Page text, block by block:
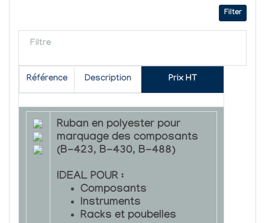
Filter
Filtre
Référence Description Prix HT
Ruban en polyester pour
marquage des composants
(B-423, B-430, B-488)
IDEAL POUR :
Composants
Instruments
Racks et poubelles